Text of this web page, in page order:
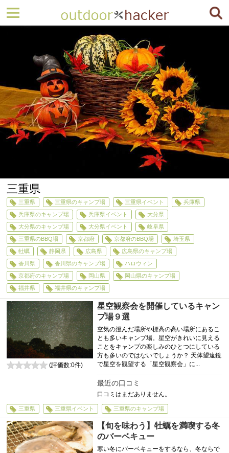
三重県
三重県 三重県のキャンプ場 三重県イベント
兵庫県
兵庫県のキャンプ場
兵庫県イベント
大分県
大分県のキャンプ場
大分県イベント
岐阜県
三重県のBBQ場
京都府 京都府のBBQ場
埼玉県
牡蠣
静岡県 広島県
広島県のキャンプ場
香川県
香川県のキャンプ場
ハロウィン
京都府のキャンプ場
岡山県
岡山県のキャンプ場
福井県
福井県のキャンプ場
星空観察会を開催しているキャン
プ場９選
空気の澄んだ場所や標高の高い場所にあるこ
とも多いキャンプ場。星空がきれいに見える
ことをキャンプの楽しみのひとつにしている
方も多いのではないでしょうか？ 天体望遠鏡
で星空を観望する「星空観察会」に...
最近の口コミ
口コミはまだありません。
(評価数:0件)
三重県 三重県イベント 三重県のキャンプ場
【旬を味わう】牡蠣を満喫する冬
のバーベキュー
寒い冬にバーベキューをするなら、冬ならで